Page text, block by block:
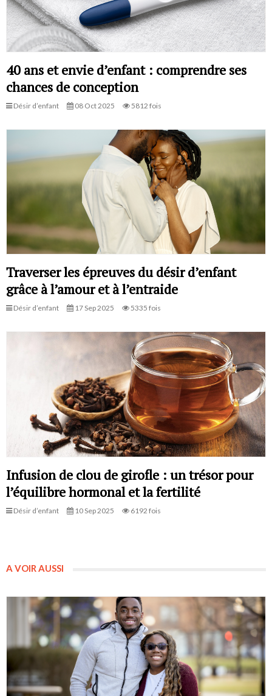
40 ans et envie d’enfant : comprendre ses
chances de conception
Désir d’enfant 08 Oct 2025 5812 fois
Traverser les épreuves du désir d’enfant
grâce à l’amour et à l’entraide
Désir d’enfant 17 Sep 2025 5335 fois
Infusion de clou de girofle : un trésor pour
l’équilibre hormonal et la fertilité
Désir d’enfant 10 Sep 2025 6192 fois
A VOIR AUSSI